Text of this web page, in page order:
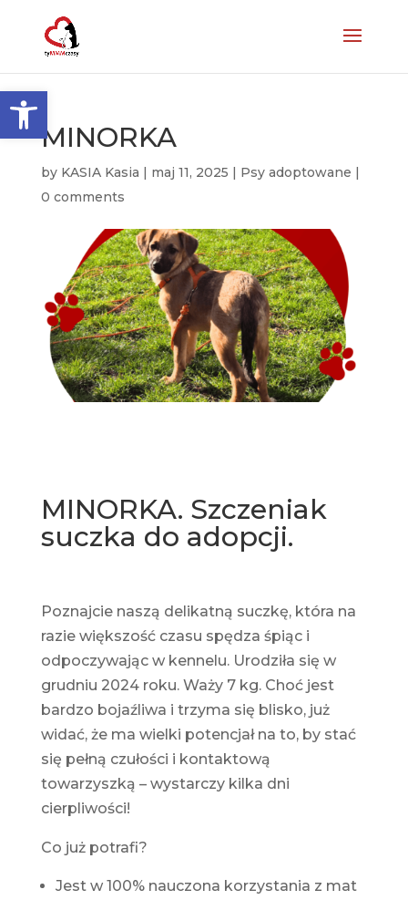
Otwórz pasek narzędzi
MINORKA
by KASIA Kasia | maj 11, 2025 | Psy adoptowane |
0 comments
MINORKA. Szczeniak
suczka do adopcji.
Poznajcie naszą delikatną suczkę, która na
razie większość czasu spędza śpiąc i
odpoczywając w kennelu. Urodziła się w
grudniu 2024 roku. Waży 7 kg. Choć jest
bardzo bojaźliwa i trzyma się blisko, już
widać, że ma wielki potencjał na to, by stać
się pełną czułości i kontaktową
towarzyszką – wystarczy kilka dni
cierpliwości!
Co już potrafi?
Jest w 100% nauczona korzystania z mat